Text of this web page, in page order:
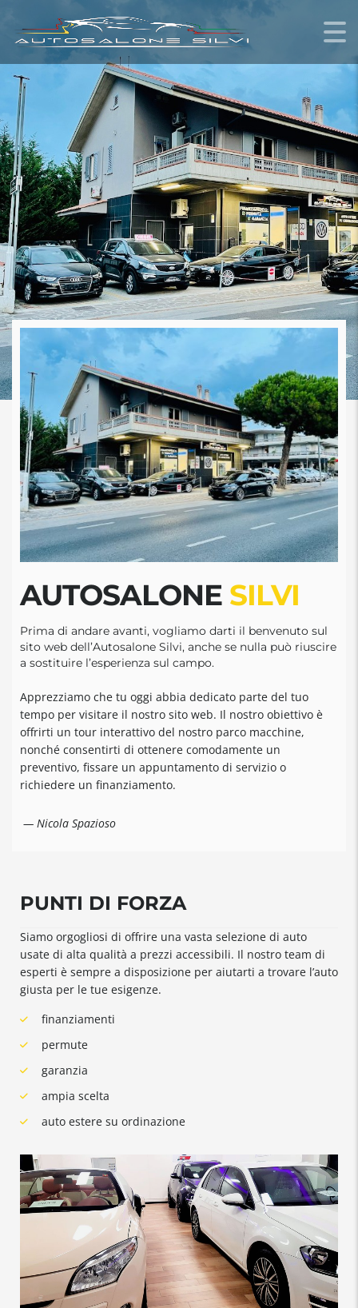
AUTOSALONE SILVI
Prima di andare avanti, vogliamo darti il benvenuto sul
sito web dell’Autosalone Silvi, anche se nulla può riuscire
a sostituire l’esperienza sul campo.
Apprezziamo che tu oggi abbia dedicato parte del tuo
tempo per visitare il nostro sito web. Il nostro obiettivo è
offrirti un tour interattivo del nostro parco macchine,
nonché consentirti di ottenere comodamente un
preventivo, fissare un appuntamento di servizio o
richiedere un finanziamento.
— Nicola Spazioso
PUNTI DI FORZA
Siamo orgogliosi di offrire una vasta selezione di auto
usate di alta qualità a prezzi accessibili. Il nostro team di
esperti è sempre a disposizione per aiutarti a trovare l’auto
giusta per le tue esigenze.
finanziamenti
permute
garanzia
ampia scelta
auto estere su ordinazione